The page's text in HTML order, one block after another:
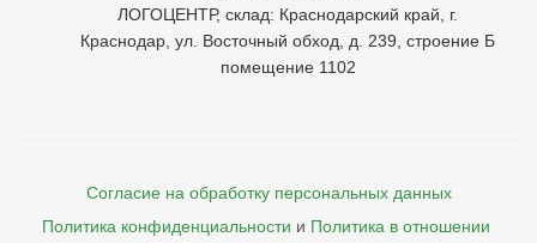
ЛОГОЦЕНТР, склад: Краснодарский край, г.
Краснодар, ул. Восточный обход, д. 239, строение Б
помещение 1102
Согласие на обработку персональных данных
Политика конфиденциальности и Политика в отношении